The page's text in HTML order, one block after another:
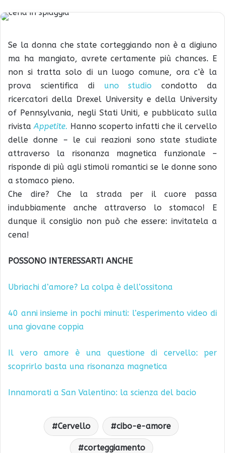
Se la donna che state corteggiando non è a digiuno
ma ha mangiato, avrete certamente più chances. E
non si tratta solo di un luogo comune, ora c’è la
prova scientifica di uno studio condotto da
ricercatori della Drexel University e della University
of Pennsylvania, negli Stati Uniti, e pubblicato sulla
rivistaAppetite. Hanno scoperto infatti che il cervello
delle donne – le cui reazioni sono state studiate
attraverso la risonanza magnetica funzionale –
risponde di più agli stimoli romantici se le donne sono
a stomaco pieno.
Che dire? Che la strada per il cuore passa
indubbiamente anche attraverso lo stomaco! E
dunque il consiglio non può che essere: invitatela a
cena!
POSSONO INTERESSARTI ANCHE
Ubriachi d’amore? La colpa è dell’ossitona
40 anni insieme in pochi minuti: l’esperimento video di
una giovane coppia
Il vero amore è una questione di cervello: per
scoprirlo basta una risonanza magnetica
Innamorati a San Valentino: la scienza del bacio
Cervello cibo-e-amore
corteggiamento